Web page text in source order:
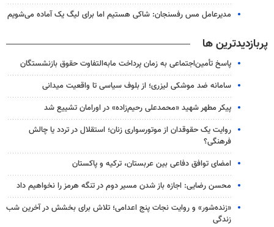
مدیرعامل مس رفسنجان: شاکی هستیم اما برای لیگ یک آماده می‌شویم
پربازدیدترین ها
پاسخ تأمین‌اجتماعی به زمان پرداخت مابه‌التفاوت حقوق بازنشستگان
سامانه ضد موشکی لیزری؛ از بلوف سیاسی تا واقعیت میدانی
پیکر مطهر شهید «محمدعلی رحیم‌زاده» در اورامان تشییع شد
روایت یک حقوقدان از موتورسواری زنان؛ استقلال در تردد یا چالش
فرهنگی؟
امضای توافق دفاعی بین عربستان، ترکیه و پاکستان
محسن رضایی: اجازه باز شدن مسیر دوم در تنگه هرمز را نخواهیم داد
«زنده‌شور» و روایت نجات پنج اعدامی؛ تلاش برای بخشش در آخرین شب
زندگی